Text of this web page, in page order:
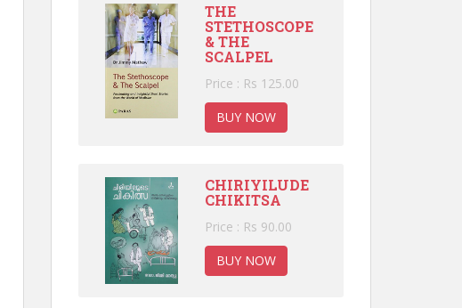
THE
STETHOSCOPE
& THE
SCALPEL
Price : Rs 125.00
BUY NOW
CHIRIYILUDE
CHIKITSA
Price : Rs 90.00
BUY NOW